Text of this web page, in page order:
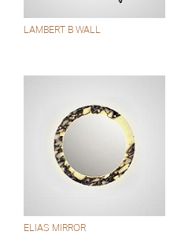
LAMBERT B WALL
ELIAS MIRROR